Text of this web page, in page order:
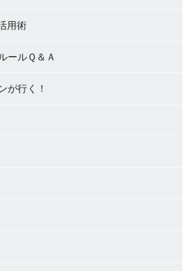
用術
ールＱ＆Ａ
が行く！